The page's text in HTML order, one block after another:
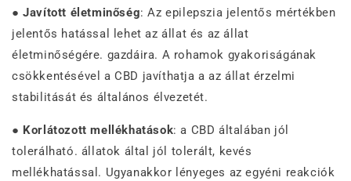
●Javított életminőség: Az epilepszia jelentős mértékben
jelentős hatással lehet az állat és az állat
életminőségére. gazdáira. A rohamok gyakoriságának
csökkentésével a CBD javíthatja a az állat érzelmi
stabilitását és általános élvezetét.
● Korlátozott mellékhatások: a CBD általában jól
tolerálható. állatok által jól tolerált, kevés
mellékhatással. Ugyanakkor lényeges az egyéni reakciók